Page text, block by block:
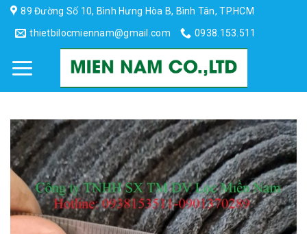
Skip
content
89 Đường Số 10, Bình Hưng Hòa B, Bình Tân, TP.HCM
thietbilocmiennam@gmail.com
0938.153.511